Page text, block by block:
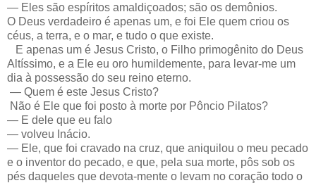
— Eles são espíritos amaldiçoados; são os demônios.
O Deus verdadeiro é apenas um, e foi Ele quem criou os
céus, a terra, e o mar, e tudo o que existe.
E apenas um é Jesus Cristo, o Filho primogênito do Deus
Altíssimo, e a Ele eu oro humildemente, para levar-me um
dia à possessão do seu reino eterno.
— Quem é este Jesus Cristo?
Não é Ele que foi posto à morte por Pôncio Pilatos?
— E dele que eu falo
— volveu Inácio.
— Ele, que foi cravado na cruz, que aniquilou o meu pecado
e o inventor do pecado, e que, pela sua morte, pôs sob os
pés daqueles que devota-mente o levam no coração todo o